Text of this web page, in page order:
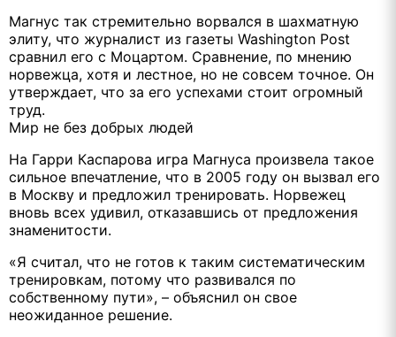
Магнус так стремительно ворвался в шахматную
элиту, что журналист из газеты Washington Post
сравнил его с Моцартом. Сравнение, по мнению
норвежца, хотя и лестное, но не совсем точное. Он
утверждает, что за его успехами стоит огромный
труд.
Мир не без добрых людей
На Гарри Каспарова игра Магнуса произвела такое
сильное впечатление, что в 2005 году он вызвал его
в Москву и предложил тренировать. Норвежец
вновь всех удивил, отказавшись от предложения
знаменитости.
«Я считал, что не готов к таким систематическим
тренировкам, потому что развивался по
собственному пути», – объяснил он свое
неожиданное решение.